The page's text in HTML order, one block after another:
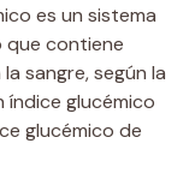
es un sistema
que contiene
sangre, según la
índice glucémico
glucémico de